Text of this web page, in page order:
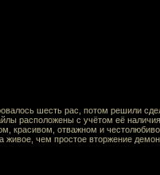
шесть рас, потом решили
расположены с учётом её
красивом, отважном и
живое, чем простое вторжение